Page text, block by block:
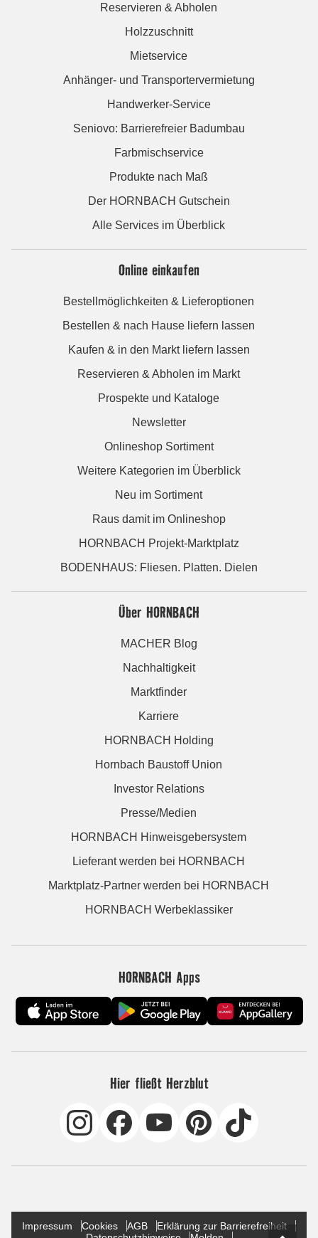
Reservieren & Abholen
Holzzuschnitt
Mietservice
Anhänger- und Transportervermietung
Handwerker-Service
Seniovo: Barrierefreier Badumbau
Farbmischservice
Produkte nach Maß
Der HORNBACH Gutschein
Alle Services im Überblick
Online einkaufen
Bestellmöglichkeiten & Lieferoptionen
Bestellen & nach Hause liefern lassen
Kaufen & in den Markt liefern lassen
Reservieren & Abholen im Markt
Prospekte und Kataloge
Newsletter
Onlineshop Sortiment
Weitere Kategorien im Überblick
Neu im Sortiment
Raus damit im Onlineshop
HORNBACH Projekt-Marktplatz
BODENHAUS: Fliesen. Platten. Dielen
Über HORNBACH
MACHER Blog
Nachhaltigkeit
Marktfinder
Karriere
HORNBACH Holding
Hornbach Baustoff Union
Investor Relations
Presse/Medien
HORNBACH Hinweisgebersystem
Lieferant werden bei HORNBACH
Marktplatz-Partner werden bei HORNBACH
HORNBACH Werbeklassiker
HORNBACH Apps
Hier fließt Herzblut
Impressum Cookies AGB
Erklärung zur Barrierefreiheit